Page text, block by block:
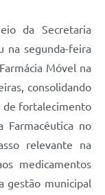
da Secretaria
na segunda-feira
Móvel na
consolidando
de fortalecimento
Farmacêutica no
relevante na
medicamentos
gestão municipal